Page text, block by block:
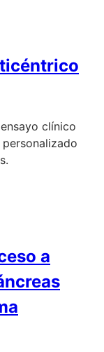
clínico
a